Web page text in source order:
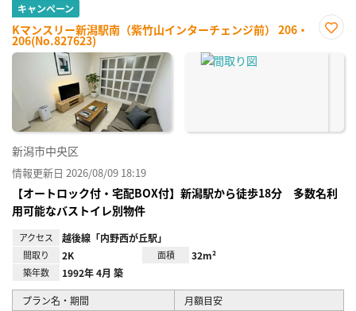
キャンペーン
Kマンスリー新潟駅南（紫竹山インターチェンジ前） 206・
206(No.827623)
に入
新潟市中央区
情報更新日 2026/08/09 18:19
【オートロック付・宅配BOX付】新潟駅から徒歩18分 多数名利
用可能なバストイレ別物件
アクセス 越後線「内野西が丘駅」
間取り 2K 面積 32m²
築年数 1992年 4月 築
プラン名・期間 月額目安